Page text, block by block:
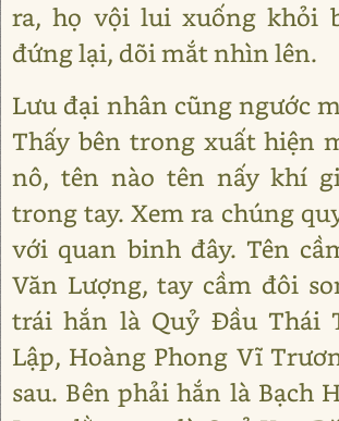
ra, họ vội lui xuống khỏi
đứng lại, dõi mắt nhìn lên.
Lưu đại nhân cũng ngước
Thấy bên trong xuất hiện
nô, tên nào tên nấy khí
trong tay. Xem ra chúng
với quan binh đây. Tên
Văn Lượng, tay cầm đôi
trái hắn là Quỷ Đầu Thái
Lập, Hoàng Phong Vĩ
sau. Bên phải hắn là Bạch